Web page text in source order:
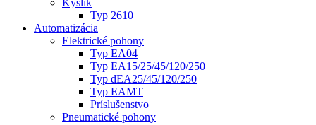
Kyslík
Typ 2610
Automatizácia
Elektrické pohony
Typ EA04
Typ EA15/25/45/120/250
Typ dEA25/45/120/250
Typ EAMT
Príslušenstvo
Pneumatické pohony